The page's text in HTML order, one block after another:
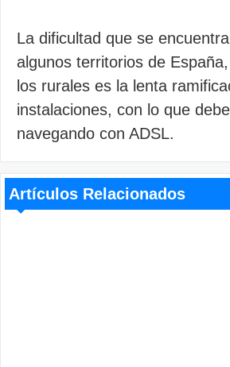
La dificultad que se
algunos territorios de
los rurales es la lenta
instalaciones, con lo que
navegando con ADSL.
Artículos Relacionados